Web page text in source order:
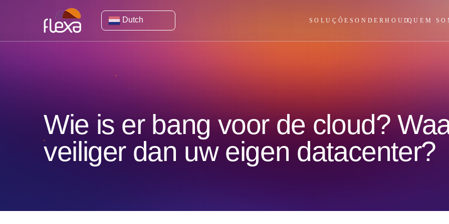
Dutch SOLUÇÕESONDERHOUDQUEM
Wie is er bang voor de cloud?
veiliger dan uw eigen datacenter?